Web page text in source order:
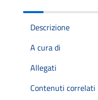
Descrizione
A cura di
Allegati
Contenuti correlati